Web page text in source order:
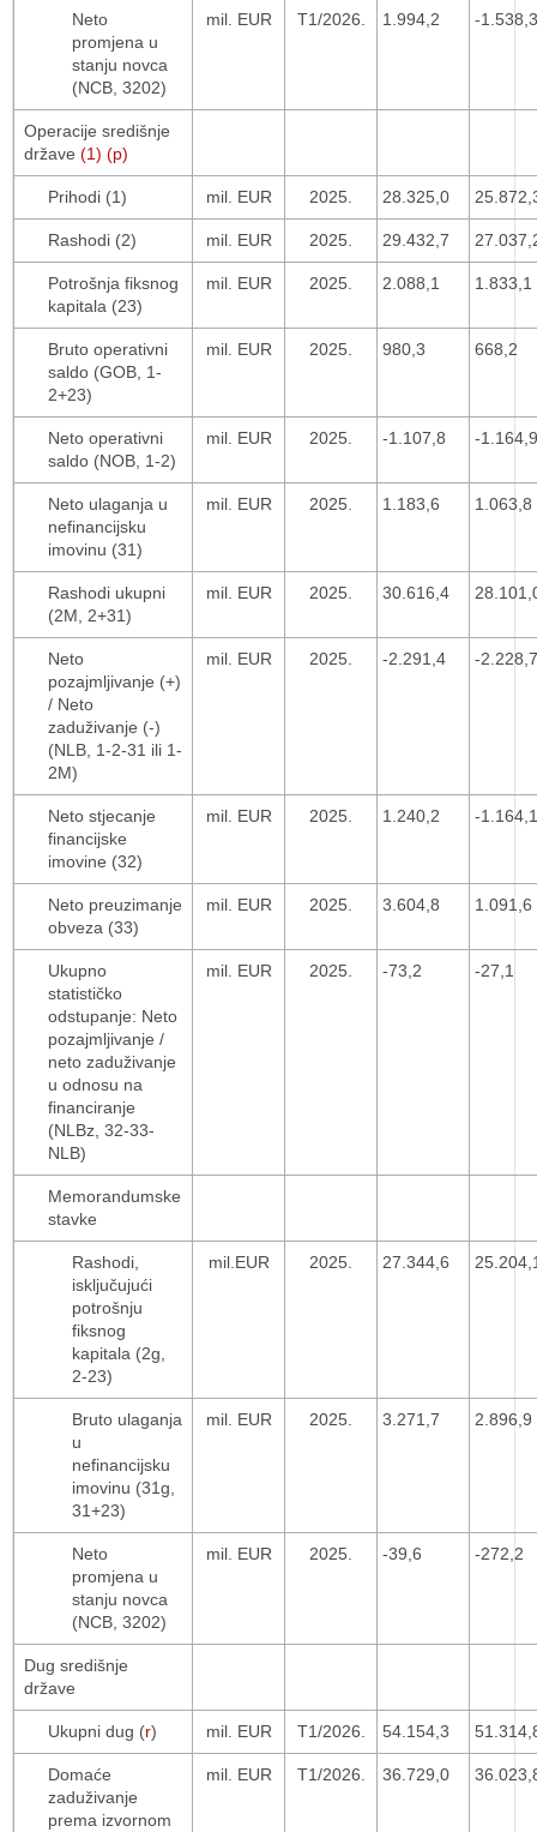
Neto
promjena u
stanju novca
(NCB, 3202)
mil. EUR T1/2026. 1.994,2 -1.538,3
Operacije središnje
države (1) (p)
Prihodi (1) mil. EUR 2025. 28.325,0
Rashodi (2) mil. EUR 2025. 29.432,7
Potrošnja fiksnog
kapitala (23)
mil. EUR 2025. 2.088,1 1.833,1
Bruto operativni
saldo (GOB, 1-
2+23)
mil. EUR 2025. 980,3 668,2
Neto operativni
saldo (NOB, 1-2)
mil. EUR 2025. -1.107,8 -1.164,9
Neto ulaganja u
nefinancijsku
imovinu (31)
mil. EUR 2025. 1.183,6 1.063,8
Rashodi ukupni
(2M, 2+31)
mil. EUR 2025. 30.616,4
Neto
pozajmljivanje (+)
/ Neto
zaduživanje (-)
(NLB, 1-2-31 ili 1-
2M)
mil. EUR 2025. -2.291,4 -2.228,7
Neto stjecanje
financijske
imovine (32)
mil. EUR 2025. 1.240,2 -1.164,1
Neto preuzimanje
obveza (33)
mil. EUR 2025. 3.604,8 1.091,6
Ukupno
statističko
odstupanje: Neto
pozajmljivanje /
neto zaduživanje
u odnosu na
financiranje
(NLBz, 32-33-
NLB)
mil. EUR 2025. -73,2 -27,1
Memorandumske
stavke
Rashodi,
isključujući
potrošnju
fiksnog
kapitala (2g,
2-23)
mil.EUR 2025. 27.344,6
Bruto ulaganja
u
nefinancijsku
imovinu (31g,
31+23)
mil. EUR 2025. 3.271,7 2.896,9
Neto
promjena u
stanju novca
(NCB, 3202)
mil. EUR 2025. -39,6 -272,2
Dug središnje
države
Ukupni dug (r) mil. EUR T1/2026. 54.154,3
Domaće
zaduživanje
prema izvornom
mil. EUR T1/2026. 36.729,0